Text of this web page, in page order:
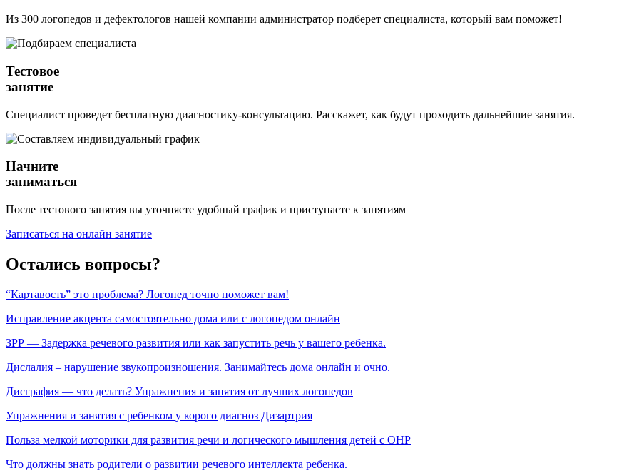
Из 300 логопедов и дефектологов нашей компании администратор подберет специалиста, который вам поможет!
Тестовое
занятие
Специалист проведет бесплатную диагностику-консультацию. Расскажет, как будут проходить дальнейшие занятия.
Начните
заниматься
После тестового занятия вы уточняете удобный график и приступаете к занятиям
Записаться на онлайн занятие
Остались вопросы?
“Картавость” это проблема? Логопед точно поможет вам!
Исправление акцента самостоятельно дома или с логопедом онлайн
ЗРР — Задержка речевого развития или как запустить речь у вашего ребенка.
Дислалия – нарушение звукопроизношения. Занимайтесь дома онлайн и очно.
Дисграфия — что делать? Упражнения и занятия от лучших логопедов
Упражнения и занятия с ребенком у корого диагноз Дизартрия
Польза мелкой моторики для развития речи и логического мышления детей с ОНР
Что должны знать родители о развитии речевого интеллекта ребенка.